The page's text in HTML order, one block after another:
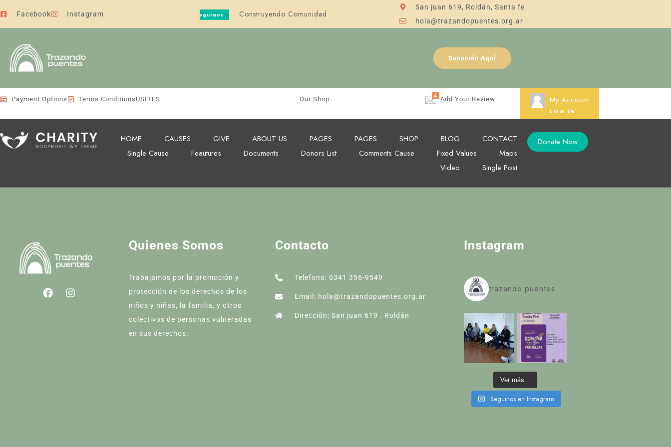
Facebook Instagram Seguimos Construyendo Comunidad
San juan 619, Roldán, Santa fe
hola@trazandopuentes.org.ar
Donación Aquí
Payment Options Terms Conditions USITES Our Shop 4 Add Your Review My Account
LOG IN
HOME CAUSES GIVE ABOUT US PAGES PAGES SHOP BLOG
CONTACT
Single Cause
Feautures Documents Donors List Comments Cause Fixed Values
Maps
Video
Single Post
Donate Now
Quienes Somos
Trabajamos por la promoción y
protección de los derechos de los
niños y niñas, la familia, y otros
colectivos de personas vulneradas
en sus derechos.
Contacto
Telefono: 0341 356-9549
Email: hola@trazandopuentes.org.ar
Dirección: San juan 619 . Roldán
Instagram
trazando.puentes
Ver más...
Seguinos en Instagram